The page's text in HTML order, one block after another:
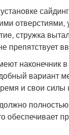
стружка
препятствует
наконечник в
вариант
и свои
полностью
обеспечивает